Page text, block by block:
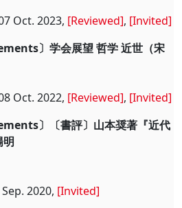
Oct. 2023, [Reviewed], [Invited]
〕学会展望 哲学 近世（宋
び近代
Oct. 2022, [Reviewed], [Invited]
〕〔書評〕山本奨著『近代
明
』
2020, [Invited]